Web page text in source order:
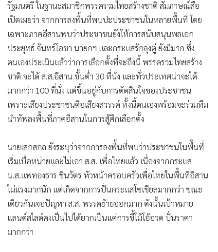
รัฐมนตรี ในฐานะสมาชิกพรรครวมไทยสร้างชาติ สัมภาษณ์สื่อ
เปิดเผยว่า จากการลงพื้นที่พบปะประชาชนในหลายพื้นที่ โดย
เฉพาะภาคอีสานพบว่าประชาชนยังให้การสนับสนุนพลเอก
ประยุทธ์ จันทร์โอชา นายกฯ และกระแสรักลุงตู่ ยังมีมาก ซึ่ง
ตนเองประเมินแล้วว่าการเลือกตั้งที่จะถึงนี้ พรรครวมไทยสร้าง
ชาติ จะได้ ส.ส.อีสาน ขั้นต่ำ 30 ที่นั่ง และทั่วประเทศน่าจะได้
มากกว่า 100 ที่นั่ง แต่ขึ้นอยู่กับการตัดสินใจของประชาชน
เพราะเสียงประชาชนคือเสียงสวรรค์ ทั้งนี้ตนเองพร้อมจะร่วมทีม
นำทัพลงพื้นที่ภาคอีสานในการสู้ศึกเลือกตั้ง
นายเสกสกล ยังระบุว่าจากการลงพื้นที่พบว่าประชาชนในพื้นที่
เริ่มเบื่อหน่ายและไม่เอา ส.ส. เพื่อไทยแล้ว เนื่องจากกระแส
น.ส.แพทองธาร ชินวัตร หัวหน้าครอบครัวเพื่อไทยในพื้นที่อีสาน
ไม่แรงมากนัก แต่เกิดจากการปั่นกระแสโซเชียลมากกว่า ขณะ
เดียวกันเจอปัญหา ส.ส. พรรคย้ายออกมาก ดังนั้นเป้าหมาย
แลนด์สไลด์คงเป็นไปได้ยากเป็นแค่การขี้โม้โอ้อวด ปั่นราคา
มากกว่า